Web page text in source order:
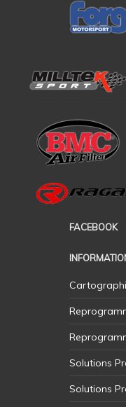
FACEBOOK
Solutions
Solutions